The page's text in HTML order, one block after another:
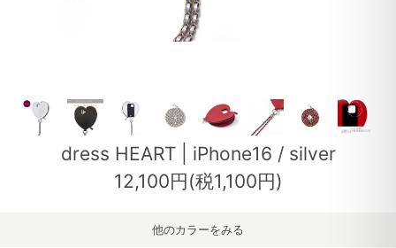
dress HEART | iPhone16 / silver
12,100円(税1,100円)
他のカラーをみる